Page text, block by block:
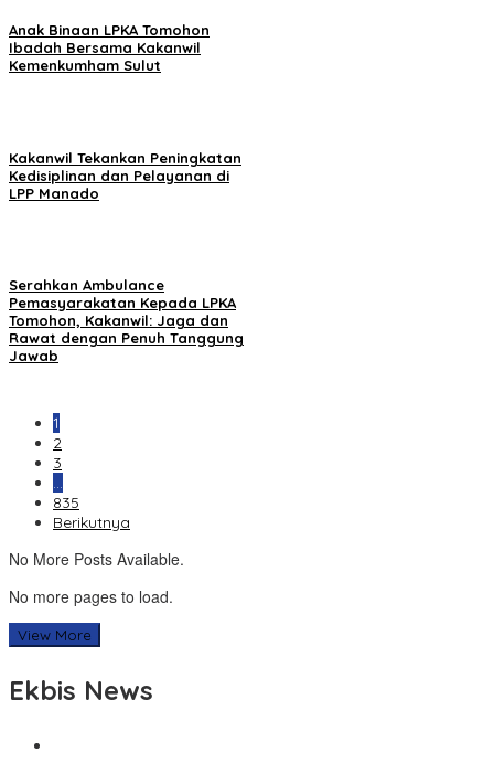
Anak Binaan LPKA Tomohon
Ibadah Bersama Kakanwil
Kemenkumham Sulut
Kakanwil Tekankan Peningkatan
Kedisiplinan dan Pelayanan di
LPP Manado
Serahkan Ambulance
Pemasyarakatan Kepada LPKA
Tomohon, Kakanwil: Jaga dan
Rawat dengan Penuh Tanggung
Jawab
1
2
3
…
835
Berikutnya
No More Posts Available.
No more pages to load.
View More
Ekbis News